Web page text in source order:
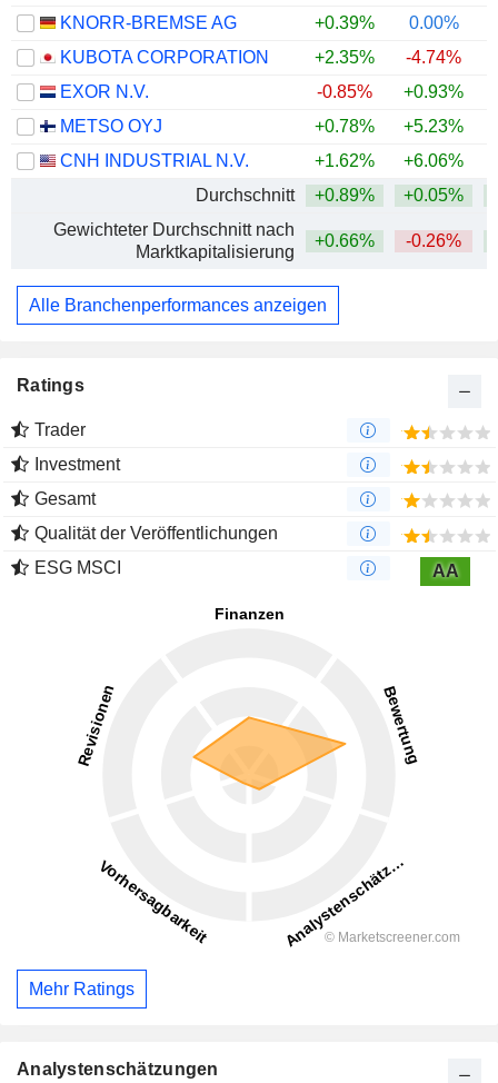
KNORR-BREMSE AG
+0.39% 0.00%
KUBOTA CORPORATION
+2.35% -4.74%
EXOR N.V.
-0.85% +0.93%
METSO OYJ
+0.78% +5.23%
CNH INDUSTRIAL N.V.
+1.62% +6.06%
Durchschnitt
+0.89% +0.05%
Gewichteter Durchschnitt nach
Marktkapitalisierung
+0.66% -0.26%
Alle Branchenperformances anzeigen
Ratings
Trader
Investment
Gesamt
Qualität der Veröffentlichungen
ESG MSCI
AA
Mehr Ratings
Analystenschätzungen